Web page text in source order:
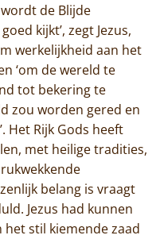
de Blijde
kijkt’, zegt Jezus,
werkelijkheid aan het
‘om de wereld te
tot bekering te
zou worden gered en
Het Rijk Gods heeft
met heilige tradities,
belang is vraagt
Jezus had kunnen
stil kiemende zaad